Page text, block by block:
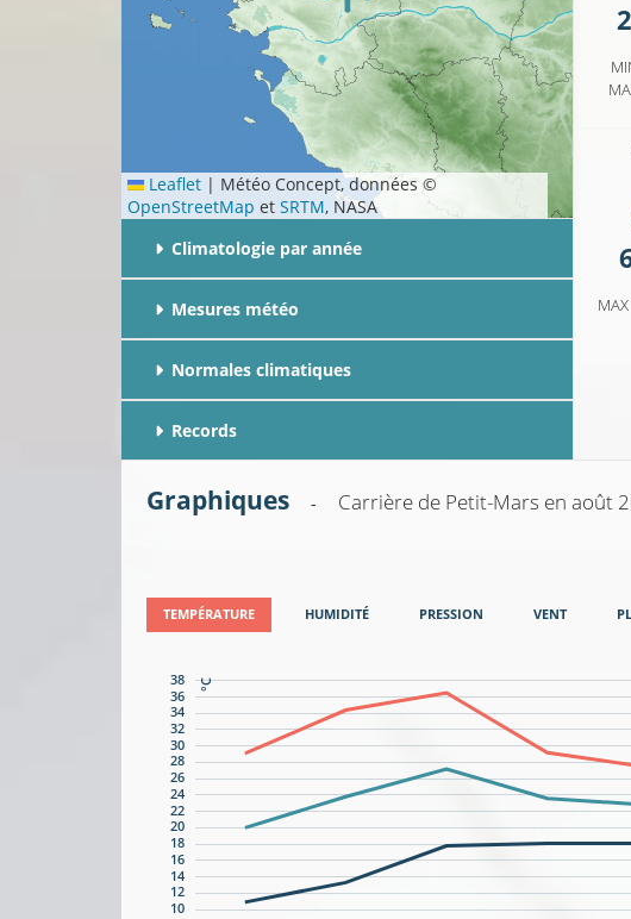
Leaflet | Météo Concept, données ©
OpenStreetMap et SRTM, NASA
Climatologie par année
Mesures météo
Normales climatiques
Records
Graphiques - Carrière de Petit-Mars en août
TEMPÉRATURE HUMIDITÉ PRESSION VENT
°C
10
12
14
16
18
20
22
24
26
28
30
32
34
36
38